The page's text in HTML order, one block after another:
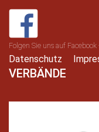
Folgen Sie uns auf
Datenschutz
VERBÄNDE